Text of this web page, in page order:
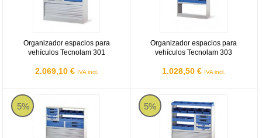
Organizador espacios para
vehículos Tecnolam 301
2.069,10 € IVA incl.
Organizador espacios para
vehículos Tecnolam 303
1.028,50 € IVA incl.
5%
Organizador espacios para vehículos Tecnolam 305
5%
Organizador espacios para